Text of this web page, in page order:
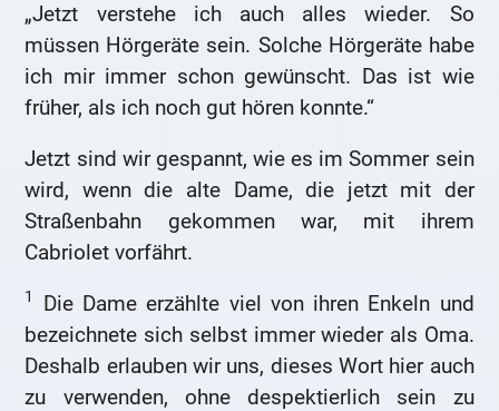
„Jetzt verstehe ich auch alles wieder. So
müssen Hörgeräte sein. Solche Hörgeräte habe
ich mir immer schon gewünscht. Das ist wie
früher, als ich noch gut hören konnte.“
Jetzt sind wir gespannt, wie es im Sommer sein
wird, wenn die alte Dame, die jetzt mit der
Straßenbahn gekommen war, mit ihrem
Cabriolet vorfährt.
1
Die Dame erzählte viel von ihren Enkeln und
bezeichnete sich selbst immer wieder als Oma.
Deshalb erlauben wir uns, dieses Wort hier auch
zu verwenden, ohne despektierlich sein zu